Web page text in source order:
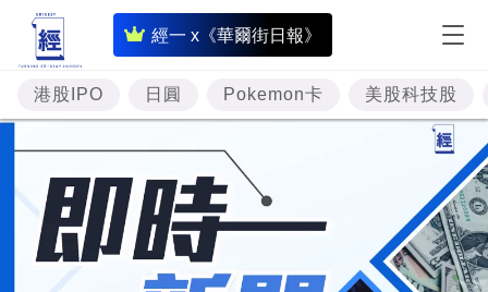
經一 x《華爾街日報》
即
時
財
經
專
題
投
資
港股IPO 日圓 Pokemon卡 美股科技股